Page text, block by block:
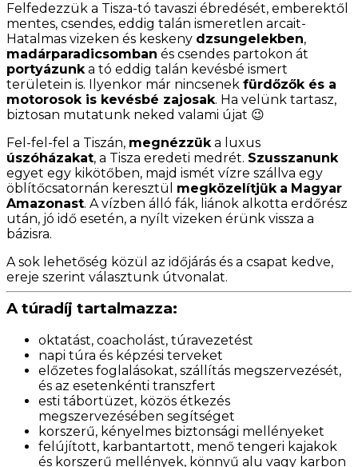
Felfedezzük a Tisza-tó tavaszi ébredését, emberektől
mentes, csendes, eddig talán ismeretlen arcait-
Hatalmas vizeken és keskeny dzsungelekben,
madárparadicsomban és csendes partokon át
portyázunka tó eddig talán kevésbé ismert
területein is. Ilyenkor már nincsenek fürdőzők és a
motorosok is kevésbé zajosak. Ha velünk tartasz,
biztosan mutatunk neked valami újat 😉
Fel-fel-fel a Tiszán, megnézzüka luxus
úszóházakat, a Tisza eredeti medrét. Szusszanunk
egyet egy kikötőben, majd ismét vízre szállva egy
öblítőcsatornán keresztül megközelítjük a Magyar
Amazonast. A vízben álló fák, liánok alkotta erdőrész
után, jó idő esetén, a nyílt vizeken érünk vissza a
bázisra.
A sok lehetőség közül az időjárás és a csapat kedve,
ereje szerint választunk útvonalat.
A túradíj tartalmazza:
oktatást, coacholást, túravezetést
napi túra és képzési terveket
előzetes foglalásokat, szállítás megszervezését,
és az esetenkénti transzfert
esti tábortüzet, közös étkezés
megszervezésében segítséget
korszerű, kényelmes biztonsági mellényeket
felújított, karbantartott, menő tengeri kajakok
és korszerű mellények, könnyű alu vagy karbon